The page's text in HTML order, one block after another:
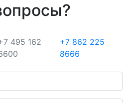
495 162
+7 862 225
8666